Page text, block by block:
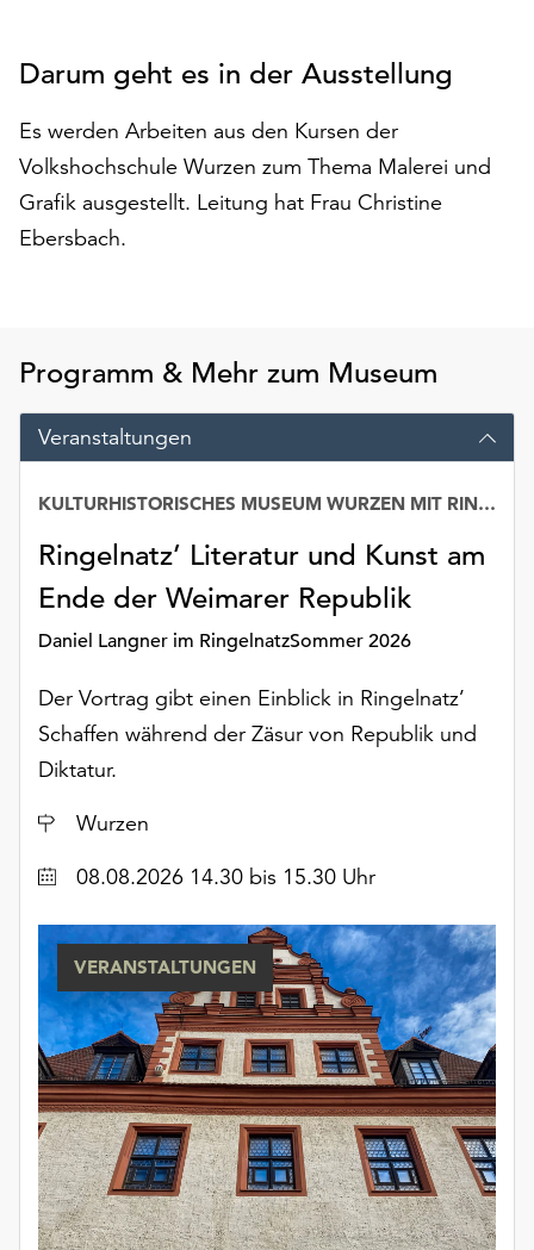
genutzt
Klicken
Sie
auf
„Alle
zu
akzeptieren.
Sie
können
Einverständnis
ändern
und
widerrufen.
Dafür
Ihnen
am
Ende
der
Seite
die
Schaltfläche
„Cookie-
Einstellungen“
zur
Verfügung.
Funktionale
Cookies
werden
auch
ohne
Ihr
Einverständnis
weiterhin
ausgeführt.
Darum geht es in der Ausstellung
Es werden Arbeiten aus den Kursen der
Volkshochschule Wurzen zum Thema Malerei und
Grafik ausgestellt. Leitung hat Frau Christine
Ebersbach.
Programm & Mehr zum Museum
Veranstaltungen
Ringelnatz’ Literatur und Kunst am
Ende der Weimarer Republik
Daniel Langner im RingelnatzSommer 2026
KULTURHISTORISCHES MUSEUM WURZEN MIT RINGELNATZ-SAMMLUNG
Der Vortrag gibt einen Einblick in Ringelnatz’
Schaffen während der Zäsur von Republik und
Diktatur.
Ort
Wurzen
Datum08.08.2026 14.30 bis 15.30 Uhr
VERANSTALTUNGEN